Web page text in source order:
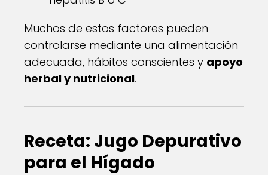
Muchos de estos factores pueden
controlarse mediante una alimentación
adecuada, hábitos conscientes y apoyo
herbal y nutricional.
Receta: Jugo Depurativo
para el Hígado